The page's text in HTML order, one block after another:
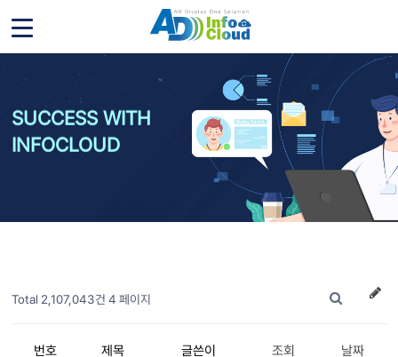
SUCCESS WITH
INFOCLOUD
Total 2,107,043건 4 페이지
번호 제목 글쓴이 조회 날짜